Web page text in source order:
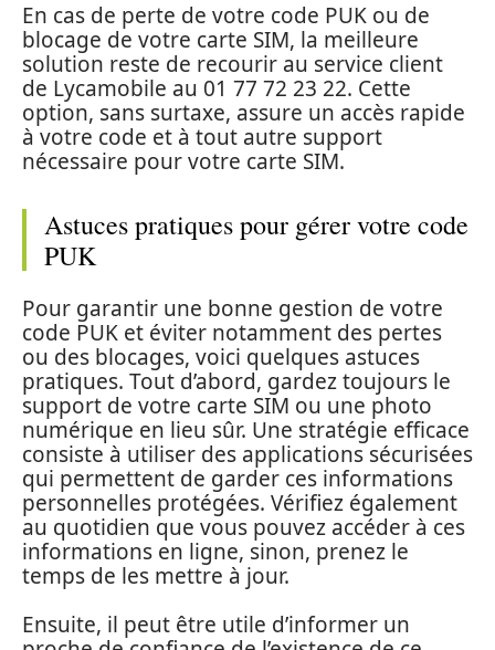
En cas de perte de votre code PUK ou de
blocage de votre carte SIM, la meilleure
solution reste de recourir au service client
de Lycamobile au 01 77 72 23 22. Cette
option, sans surtaxe, assure un accès rapide
à votre code et à tout autre support
nécessaire pour votre carte SIM.
Astuces pratiques pour gérer votre code
PUK
Pour garantir une bonne gestion de votre
code PUK et éviter notamment des pertes
ou des blocages, voici quelques astuces
pratiques. Tout d’abord, gardez toujours le
support de votre carte SIM ou une photo
numérique en lieu sûr. Une stratégie efficace
consiste à utiliser des applications sécurisées
qui permettent de garder ces informations
personnelles protégées. Vérifiez également
au quotidien que vous pouvez accéder à ces
informations en ligne, sinon, prenez le
temps de les mettre à jour.
Ensuite, il peut être utile d’informer un